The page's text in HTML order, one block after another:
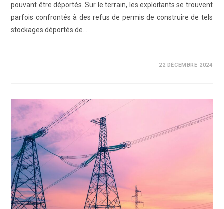
pouvant être déportés. Sur le terrain, les exploitants se trouvent
parfois confrontés à des refus de permis de construire de tels
stockages déportés de…
22 DÉCEMBRE 2024